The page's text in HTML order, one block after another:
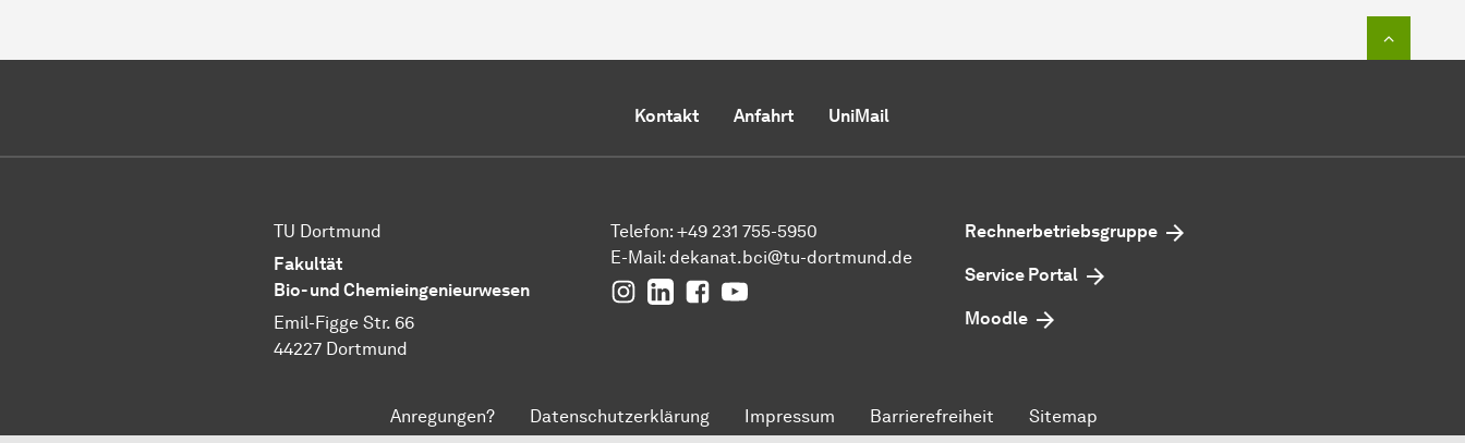
Kontakt Anfahrt UniMail
TU Dortmund
Fakultät
Bio- und Chemieingenieurwesen
Emil-Figge Str. 66
44227 Dortmund
Telefon: +49 231 755-5950
E-Mail: dekanat.bci@tu-dortmund.de
Instagram
LinkedinFacebook
youtube
Rechnerbetriebsgruppe
Service Portal
Moodle
Anregungen? Datenschutzerklärung Impressum Barrierefreiheit
Sitemap